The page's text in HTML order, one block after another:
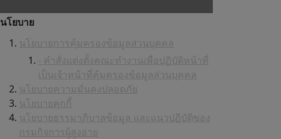
นโยบาย
นโยบายการคุ้มครองข้อมูลส่วนบุคคล
- คำสั่งแต่งตั้งคณะทำงานเพื่อปฏิบัติหน้าที่
เป็นเจ้าหน้าที่คุ้มครองข้อมูลส่วนบุคคล
นโยบายความมั่นคงปลอดภัย
นโยบายคุกกี้
นโยบายธรรมาภิบาลข้อมูล และแนวปฏิบัติของ
กรมกิจการผู้สูงอายุ